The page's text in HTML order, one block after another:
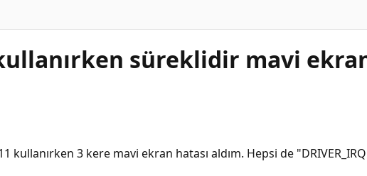
süreklidir mavi
3 kere mavi ekran hatası aldım. Hepsi de